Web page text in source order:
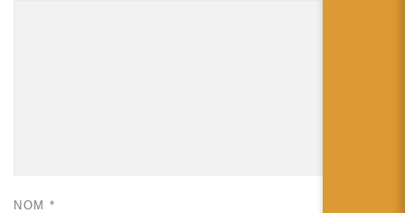
NOM *